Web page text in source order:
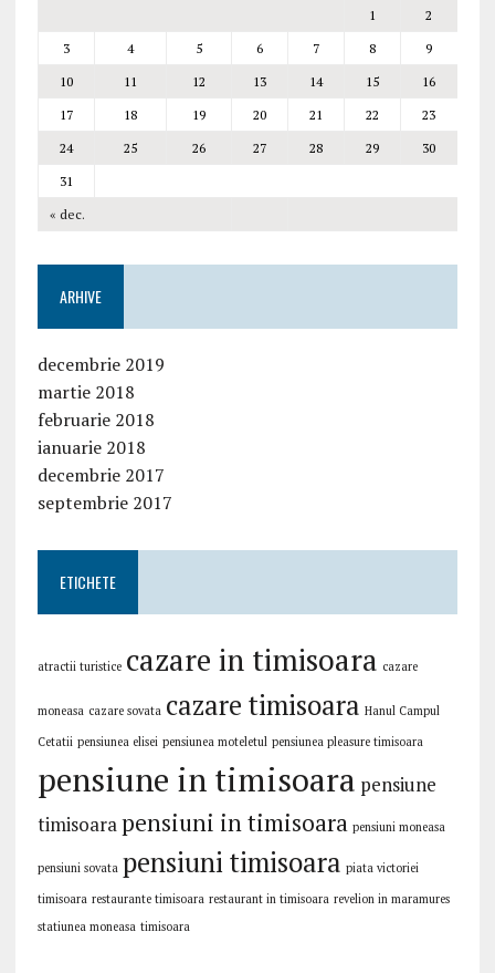
« dec.
1
2
3
4 5 6 7 8
9
10
11 12 13 14 15
16
17
18 19 20 21 22
23
24
25 26 27 28 29
30
31
ARHIVE
decembrie 2019
martie 2018
februarie 2018
ianuarie 2018
decembrie 2017
septembrie 2017
ETICHETE
atractii turistice cazare in timisoara cazare
moneasa cazare sovata cazare timisoara Hanul Campul
Cetatii pensiunea elisei pensiunea moteletul pensiunea pleasure timisoara
pensiune in timisoara pensiune
timisoara pensiuni in timisoara pensiuni moneasa
pensiuni sovata pensiuni timisoara piata victoriei
timisoara restaurante timisoara restaurant in timisoara revelion in maramures
statiunea moneasa timisoara